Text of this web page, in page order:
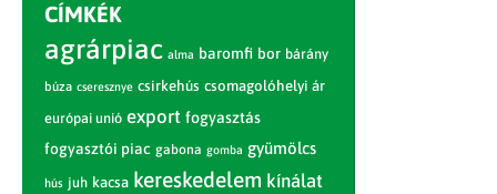
CÍMKÉK
agrárpiac alma baromfi bor bárány
búza cseresznye csirkehús csomagolóhelyi ár
európai unió export fogyasztás
fogyasztói piac gabona gomba gyümölcs
hús juh kacsa kereskedelem kínálat